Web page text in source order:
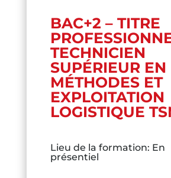
BAC+2 – TITRE
TECHNICIEN
SUPÉRIEUR EN
MÉTHODES ET
EXPLOITATION
LOGISTIQUE
Lieu de la formation: En
présentiel